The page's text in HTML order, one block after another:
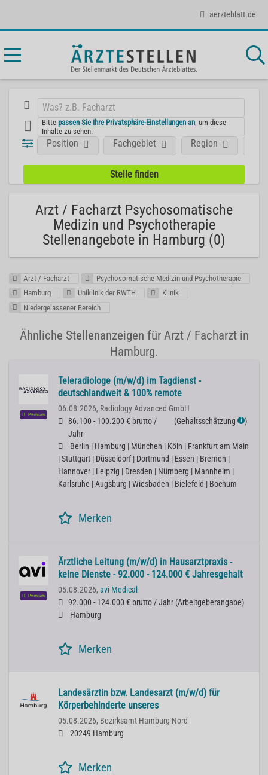
aerzteblatt.de
Bittepassen Sie Ihre Privatsphäre-Einstellungen an , um diese
Inhalte zu sehen.
Position Fachgebiet Region
Arzt / Facharzt Psychosomatische
Medizin und Psychotherapie
Stellenangebote in Hamburg (0)
Arzt / Facharzt
Psychosomatische Medizin und Psychotherapie
Hamburg
Uniklinik der RWTH
Klinik
Niedergelassener Bereich
Ähnliche Stellenanzeigen für Arzt / Facharzt in
Hamburg.
Premium
Teleradiologe (m/w/d) im Tagdienst -
deutschlandweit & 100% remote
06.08.2026, Radiology Advanced GmbH
86.100 - 100.200 € brutto /
Jahr
(Gehaltsschätzung ℹ )
Berlin | Hamburg | München | Köln | Frankfurt am Main
| Stuttgart | Düsseldorf | Dortmund | Essen | Bremen |
Hannover | Leipzig | Dresden | Nürnberg | Mannheim |
Karlsruhe | Augsburg | Wiesbaden | Bielefeld | Bochum
Merken
Premium
Ärztliche Leitung (m/w/d) in Hausarztpraxis -
keine Dienste - 92.000 - 124.000 € Jahresgehalt
05.08.2026, avi Medical
92.000 - 124.000 € brutto / Jahr (Arbeitgeberangabe)
Hamburg
Merken
Landesärztin bzw. Landesarzt (m/w/d) für
Körperbehinderte unseres
05.08.2026, Bezirksamt Hamburg-Nord
20249 Hamburg
Merken